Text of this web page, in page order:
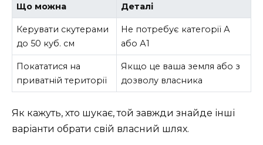
Що можна Деталі
Керувати скутерами
до 50 куб. см
Не потребує категорії А
або А1
Покататися на
приватній території
Якщо це ваша земля або з
дозволу власника
Як кажуть, хто шукає, той завжди знайде інші
варіанти обрати свій власний шлях.